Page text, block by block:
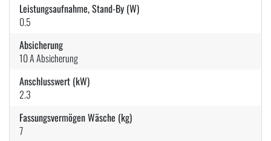
Leistungsaufnahme, Stand-By (W)
0.5
Absicherung
10 A Absicherung
Anschlusswert (kW)
2.3
Fassungsvermögen Wäsche (kg)
7